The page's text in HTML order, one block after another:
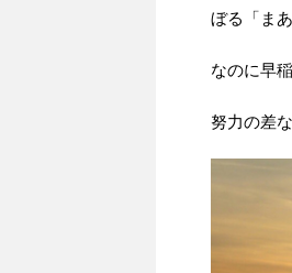
ぼる「ま
なのに早
努力の差